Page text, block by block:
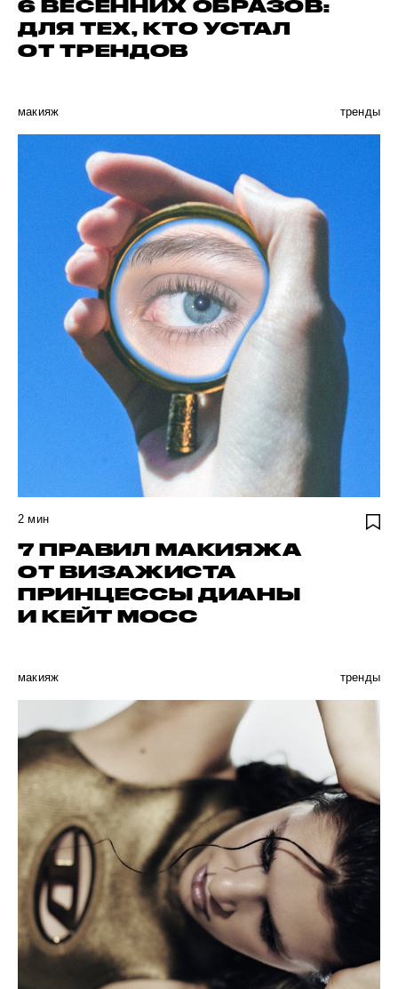
6 ВЕСЕННИХ ОБРАЗОВ:
ДЛЯ ТЕХ, КТО УСТАЛ
ОТ ТРЕНДОВ
макияж тренды
2 мин
7 ПРАВИЛ МАКИЯЖА
ОТ ВИЗАЖИСТА
ПРИНЦЕССЫ ДИАНЫ
И КЕЙТ МОСС
макияж тренды